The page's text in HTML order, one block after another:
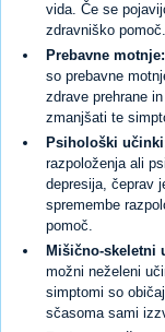
vida. Če se
zdravniško pomoč.
Prebavne motnje:
so prebavne
zdrave prehrane
zmanjšati te
Psihološki
razpoloženja ali
depresija, čeprav
spremembe
pomoč.
Mišično-skeletni
možni neželeni
simptomi so
sčasoma sami